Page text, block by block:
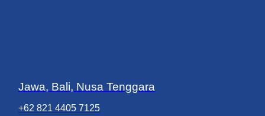
Jawa, Bali, Nusa Tenggara
+62 821 4405 7125